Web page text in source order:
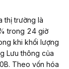
thị trường là
trong 24 giờ
khi khối lượng
Lưu thông của
Theo vốn hóa